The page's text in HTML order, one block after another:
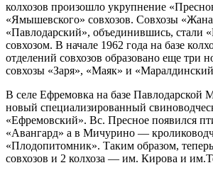
колхозов произошло укрупнение
«Ямышевского» совхозов. Совхозы
«Павлодарский», объединившись, стали
совхозом. В начале 1962 года на базе
отделений совхозов образовано еще три
совхозы «Заря», «Маяк» и
В селе Ефремовка на базе Павлодарской
новый специализированный
«Ефремовский». Вс. Пресное появился
«Авангард» а в Мичурино —
«Плодопитомник». Таким образом,
совхозов и 2 колхоза — им. Кирова и